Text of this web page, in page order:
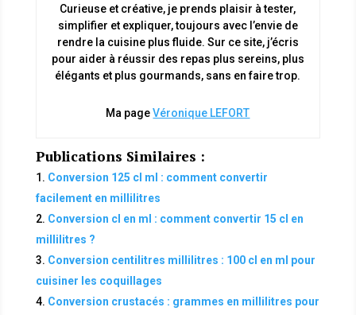
Curieuse et créative, je prends plaisir à tester,
simplifier et expliquer, toujours avec l’envie de
rendre la cuisine plus fluide. Sur ce site, j’écris
pour aider à réussir des repas plus sereins, plus
élégants et plus gourmands, sans en faire trop.
Ma pageVéronique LEFORT
Publications Similaires :
Conversion 125 cl ml : comment convertir
facilement en millilitres
Conversion cl en ml : comment convertir 15 cl en
millilitres ?
Conversion centilitres millilitres : 100 cl en ml pour
cuisiner les coquillages
Conversion crustacés : grammes en millilitres pour